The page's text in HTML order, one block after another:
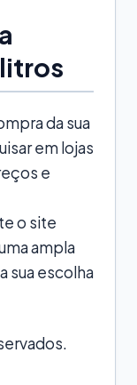
da sua
em lojas
e
o site
ampla
sua escolha